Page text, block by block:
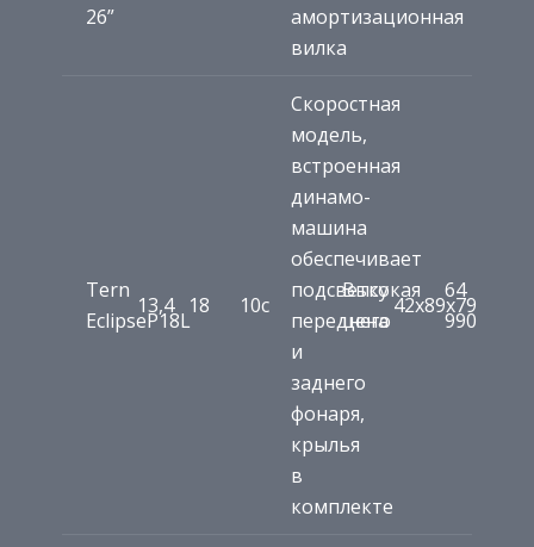
26”
амортизационная
вилка
Tern
EclipseP18L
13,4 18 10c
Скоростная
модель,
встроенная
динамо-
машина
обеспечивает
подсветку
переднего
и
заднего
фонаря,
крылья
в
комплекте
Высокая
цена
42х89х79
64
990